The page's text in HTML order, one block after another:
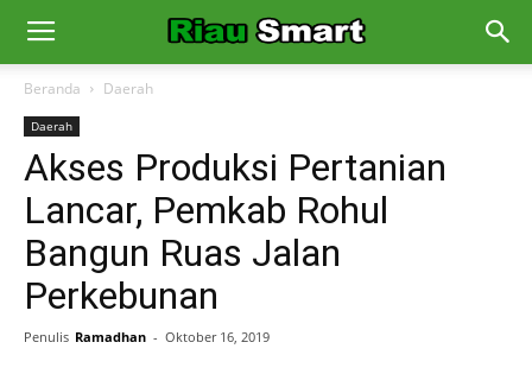
Beranda Daerah
Daerah
Akses Produksi Pertanian
Lancar, Pemkab Rohul
Bangun Ruas Jalan
Perkebunan
Penulis Ramadhan - Oktober 16, 2019